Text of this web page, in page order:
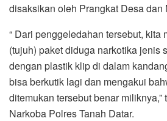
disaksikan oleh Prangkat Desa dan
“ Dari penggeledahan tersebut, kita
(tujuh) paket diduga narkotika jenis
dengan plastik klip di dalam
bisa berkutik lagi dan mengakui
ditemukan tersebut benar miliknya,”
Narkoba Polres Tanah Datar.